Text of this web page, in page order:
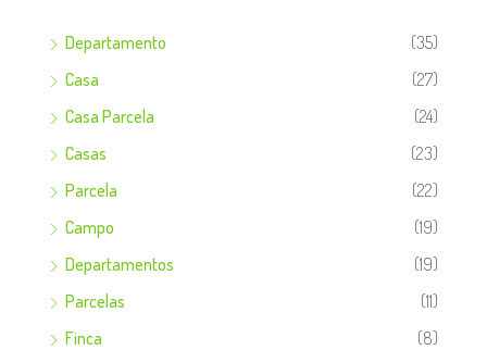
Departamento
(35)
Casa
(27)
Casa Parcela
(24)
Casas
(23)
Parcela
(22)
Campo
(19)
Departamentos
(19)
Parcelas
(11)
Finca
(8)